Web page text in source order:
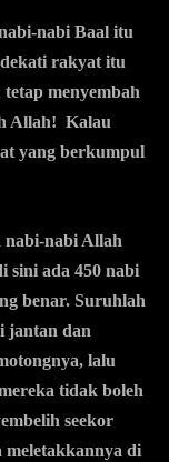
nabi Baal itu
rakyat itu
menyembah
Allah! Kalau
yang berkumpul
nabi Allah
sini ada 450 nabi
benar. Suruhlah
jantan dan
lalu
tidak boleh
seekor
meletakkannya di